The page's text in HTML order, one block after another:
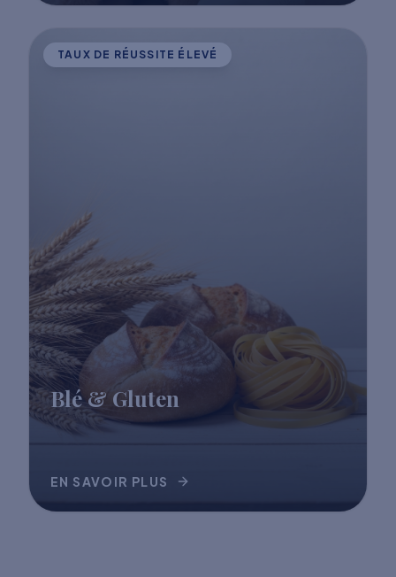
TAUX DE RÉUSSITE ÉLEVÉ
Blé & Gluten
EN SAVOIR PLUS